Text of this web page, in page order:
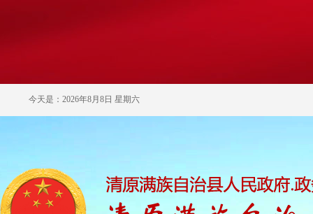
今天是：2026年8月8日 星期六